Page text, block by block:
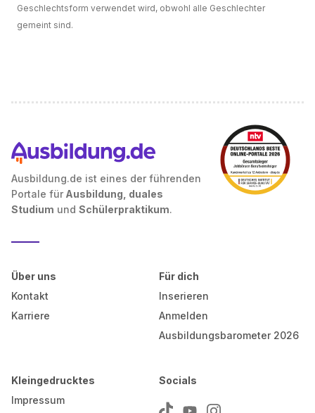
Geschlechtsform verwendet wird, obwohl alle Geschlechter
gemeint sind.
Ausbildung.de ist eines der führenden
Portale für Ausbildung, duales
Studium und Schülerpraktikum.
Über uns
Kontakt
Karriere
Für dich
Inserieren
Anmelden
Ausbildungsbarometer 2026
Kleingedrucktes
Impressum
Socials